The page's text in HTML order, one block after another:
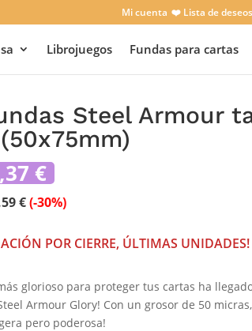
Mi cuenta ❤️ Lista de deseos
Librojuegos Fundas para cartas
Steel Armour
€ El
precio
actual
es:
€ (-30%)
POR CIERRE, ÚLTIMAS UNIDADES!
glorioso para proteger tus cartas ha
Armour Glory! Con un grosor de 50
pero poderosa!